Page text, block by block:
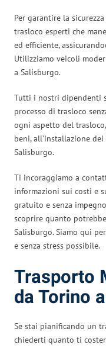
Per garantire la
trasloco esperti che
ed efficiente,
Utilizziamo veicoli
a Salisburgo.
Tutti i nostri dipendenti
processo di trasloco
ogni aspetto del
beni, all’installazione
Salisburgo.
Ti incoraggiamo a
informazioni sui costi e
gratuito e senza
scoprire quanto
Salisburgo. Siamo qui
e senza stress possibile.
Trasporto
da Torino
Se stai pianificando un
chiederti quanto ti